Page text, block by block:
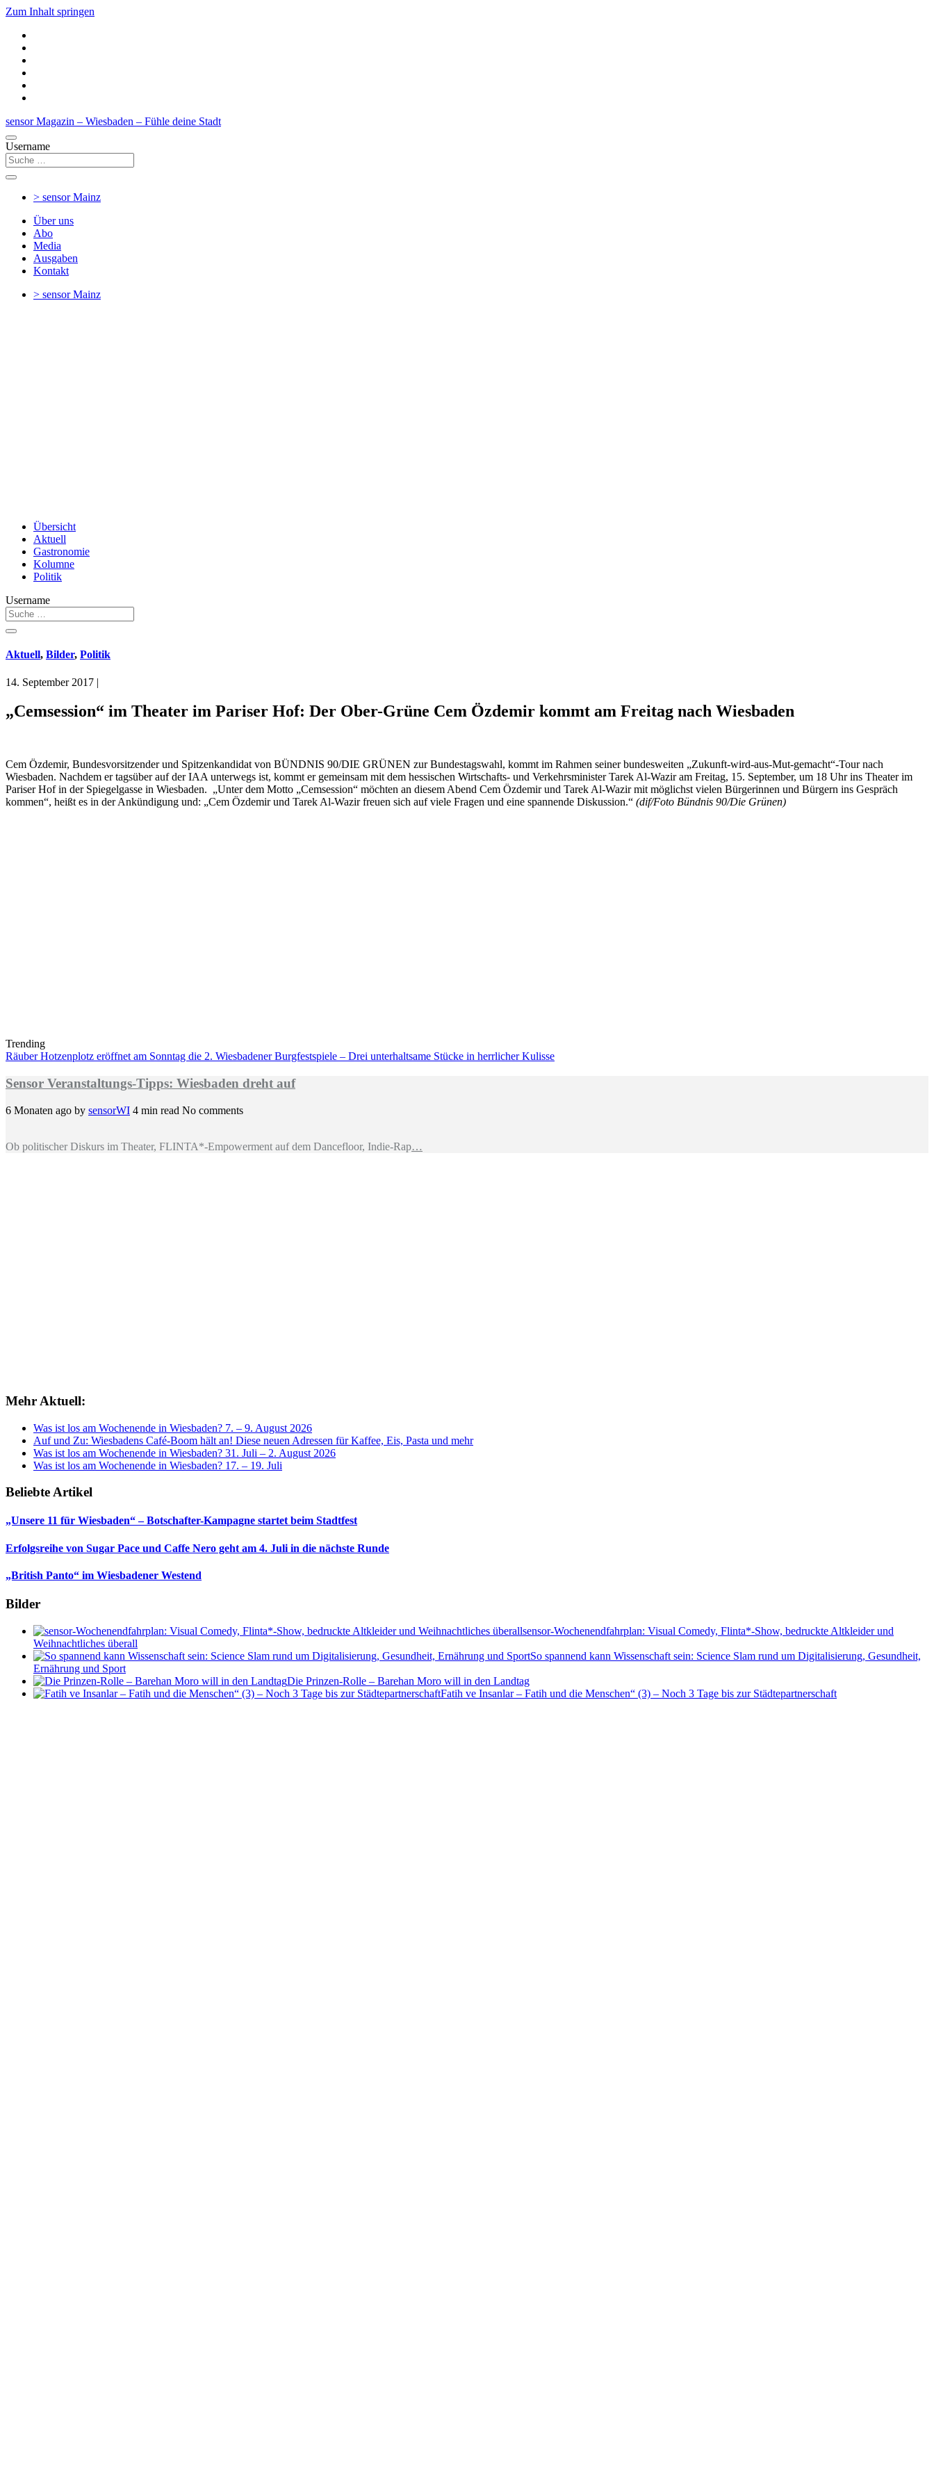
Zum Inhalt springen
sensor Magazin – Wiesbaden – Fühle deine Stadt
Username
> sensorMainz
Über uns
Abo
Media
Ausgaben
Kontakt
> sensorMainz
Übersicht
Aktuell
Gastronomie
Kolumne
Politik
Username
Aktuell, Bilder, Politik
14. September 2017 |
„Cemsession“ im Theater im Pariser Hof: Der Ober-Grüne Cem Özdemir kommt am Freitag nach Wiesbaden
Cem Özdemir, Bundesvorsitzender und Spitzenkandidat von BÜNDNIS 90/DIE GRÜNEN zur Bundestagswahl, kommt im Rahmen seiner bundesweiten „Zukunft-wird-aus-Mut-gemacht“-Tour nach
Wiesbaden. Nachdem er tagsüber auf der IAA unterwegs ist, kommt er gemeinsam mit dem hessischen Wirtschafts- und Verkehrsminister Tarek Al-Wazir am Freitag, 15. September, um 18 Uhr ins Theater im
Pariser Hof in der Spiegelgasse in Wiesbaden. „Unter dem Motto „Cemsession“ möchten an diesem Abend Cem Özdemir und Tarek Al-Wazir mit möglichst vielen Bürgerinnen und Bürgern ins Gespräch
kommen“, heißt es in der Ankündigung und: „Cem Özdemir und Tarek Al-Wazir freuen sich auf viele Fragen und eine spannende Diskussion.“ (dif/Foto Bündnis 90/Die Grünen)
Trending
Räuber Hotzenplotz eröffnet am Sonntag die 2. Wiesbadener Burgfestspiele – Drei unterhaltsame Stücke in herrlicher Kulisse
Sensor Veranstaltungs-Tipps: Wiesbaden dreht auf
6 Monaten ago by sensorWI 4 min read No comments
Ob politischer Diskurs im Theater, FLINTA*-Empowerment auf dem Dancefloor, Indie-Rap…
Mehr Aktuell:
Was ist los am Wochenende in Wiesbaden? 7. – 9. August 2026
Auf und Zu: Wiesbadens Café-Boom hält an! Diese neuen Adressen für Kaffee, Eis, Pasta und mehr
Was ist los am Wochenende in Wiesbaden? 31. Juli – 2. August 2026
Was ist los am Wochenende in Wiesbaden? 17. – 19. Juli
Beliebte Artikel
„Unsere 11 für Wiesbaden“ – Botschafter-Kampagne startet beim Stadtfest
Erfolgsreihe von Sugar Pace und Caffe Nero geht am 4. Juli in die nächste Runde
„British Panto“ im Wiesbadener Westend
Bilder
sensor-Wochenendfahrplan: Visual Comedy, Flinta*-Show, bedruckte Altkleider und
Weihnachtliches überall
So spannend kann Wissenschaft sein: Science Slam rund um Digitalisierung, Gesundheit,
Ernährung und Sport
Die Prinzen-Rolle – Barehan Moro will in den Landtag
Fatih ve Insanlar – Fatih und die Menschen“ (3) – Noch 3 Tage bis zur Städtepartnerschaft